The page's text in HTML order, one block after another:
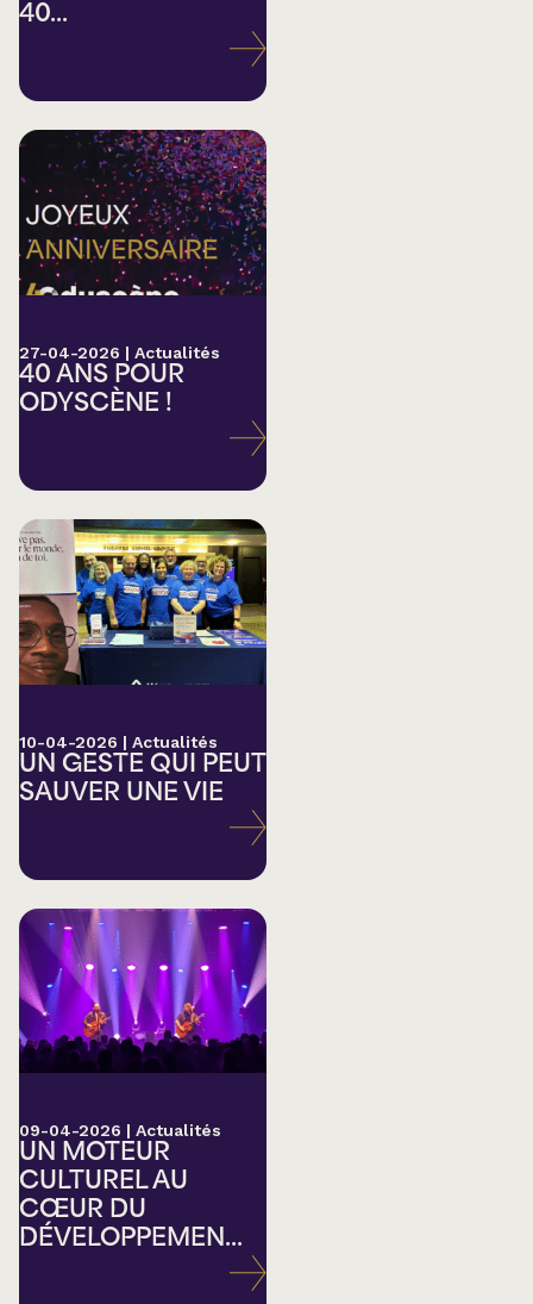
40...
27-04-2026 | Actualités
40 ANS POUR
ODYSCÈNE !
10-04-2026 | Actualités
UN GESTE QUI PEUT
SAUVER UNE VIE
09-04-2026 | Actualités
UN MOTEUR
CULTUREL AU
CŒUR DU
DÉVELOPPEMEN...